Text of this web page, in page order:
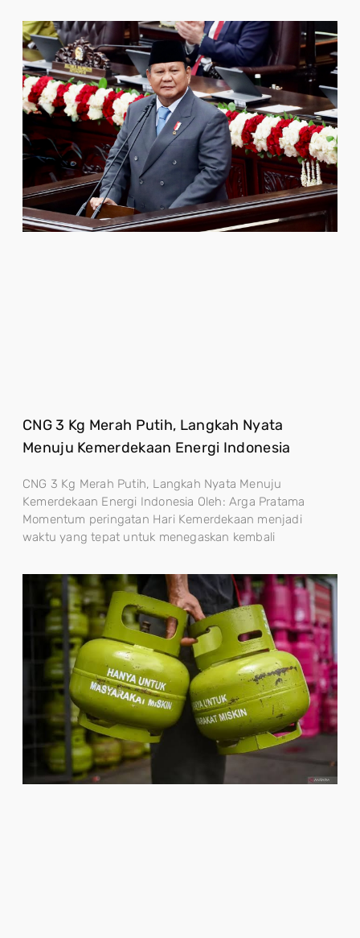
CNG 3 Kg Merah Putih, Langkah Nyata
Menuju Kemerdekaan Energi Indonesia
CNG 3 Kg Merah Putih, Langkah Nyata Menuju
Kemerdekaan Energi Indonesia Oleh: Arga Pratama
Momentum peringatan Hari Kemerdekaan menjadi
waktu yang tepat untuk menegaskan kembali